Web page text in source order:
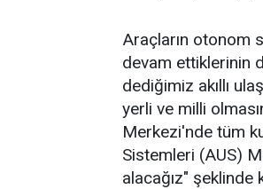
Araçların otonom
devam ettiklerinin
dediğimiz akıllı
yerli ve milli
Merkezi'nde tüm
Sistemleri (AUS)
alacağız" şeklinde